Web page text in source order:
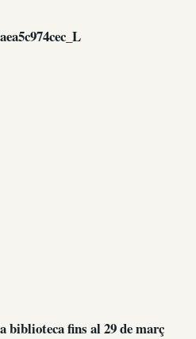
biblioteca fins al 29 de març